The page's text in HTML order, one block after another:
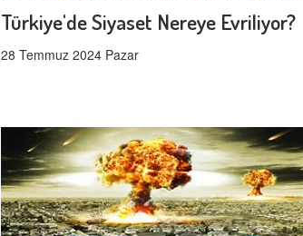
Türkiye'de Siyaset Nereye Evriliyor?
28 Temmuz 2024 Pazar